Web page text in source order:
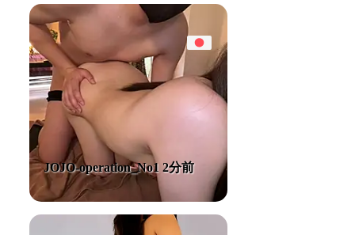
JOJO-operation_No1 2分前